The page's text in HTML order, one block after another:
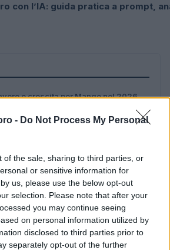
- Do Not Process My Personal
of the sale, sharing to third parties, or
or sensitive information for
us, please use the below opt-out
selection. Please note that after your
you may continue seeing
on personal information utilized by
disclosed to third parties prior to
separately opt-out of the further
con l’IA: guida pratica a prompt,
e crescita per Mango nel 2026
posizioni per addetti alle visite
ALES
alla dichiarazione di disponibilità
per i neolaureati: i dati del 2026 su
richieste
il Comune conferma la candidatura e
lo stadio